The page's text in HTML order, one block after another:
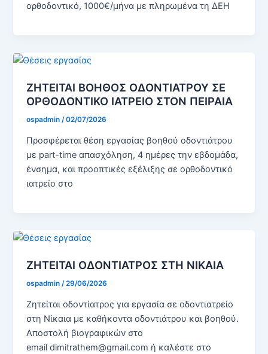
ορθοδοντικό, 1000€/μήνα με πληρωμένα τη ΔΕΗ
ΖΗΤΕΙΤΑΙ ΒΟΗΘΟΣ ΟΔΟΝΤΙΑΤΡΟΥ ΣΕ
ΟΡΘΟΔΟΝΤΙΚΟ ΙΑΤΡΕΙΟ ΣΤΟΝ ΠΕΙΡΑΙΑ
ospadmin /02/07/2026
Προσφέρεται θέση εργασίας βοηθού οδοντιάτρου
με part-time απασχόληση, 4 ημέρες την εβδομάδα,
ένσημα, και προοπτικές εξέλιξης σε ορθοδοντικό
ιατρείο στο
ΖΗΤΕΙΤΑΙ ΟΔΟΝΤΙΑΤΡΟΣ ΣΤΗ ΝΙΚΑΙΑ
ospadmin /29/06/2026
Ζητείται οδοντίατρος για εργασία σε οδοντιατρείο
στη Νίκαια με καθήκοντα οδοντιάτρου και βοηθού.
Αποστολή βιογραφικών στο
email dimitrathem@gmail.com ή καλέστε στο